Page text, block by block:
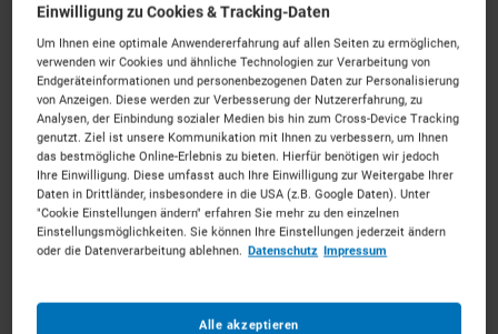
Bagger mieten in Duisburg
Logistik und Bauen vereint am größten Binnenhafen.
Mieten Sie die passenden Bagger für Ihr Vorhaben.
Unkompliziert, zu starken Konditionen und mit
persönlichem Experten-Service.
204Vermietpartner im RaumDuisburg
Einwilligung zu Cookies & Tracking-Daten
Um Ihnen eine optimale Anwendererfahrung auf allen Seiten zu ermöglichen,
verwenden wir Cookies und ähnliche Technologien zur Verarbeitung von
Endgeräteinformationen und personenbezogenen Daten zur Personalisierung
von Anzeigen. Diese werden zur Verbesserung der Nutzererfahrung, zu
Analysen, der Einbindung sozialer Medien bis hin zum Cross-Device Tracking
genutzt. Ziel ist unsere Kommunikation mit Ihnen zu verbessern, um Ihnen
das bestmögliche Online-Erlebnis zu bieten. Hierfür benötigen wir jedoch
Ihre Einwilligung. Diese umfasst auch Ihre Einwilligung zur Weitergabe Ihrer
Daten in Drittländer, insbesondere in die USA (z.B. Google Daten). Unter
"Cookie Einstellungen ändern" erfahren Sie mehr zu den einzelnen
Einstellungsmöglichkeiten. Sie können Ihre Einstellungen jederzeit ändern
oder die Datenverarbeitung ablehnen. Datenschutz Impressum
Alle akzeptieren